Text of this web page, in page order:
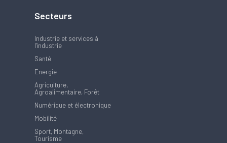
Secteurs
Industrie et services à
l'industrie
Santé
Energie
Agriculture,
Agroalimentaire, Forêt
Numérique et électronique
Mobilité
Sport, Montagne,
Tourisme